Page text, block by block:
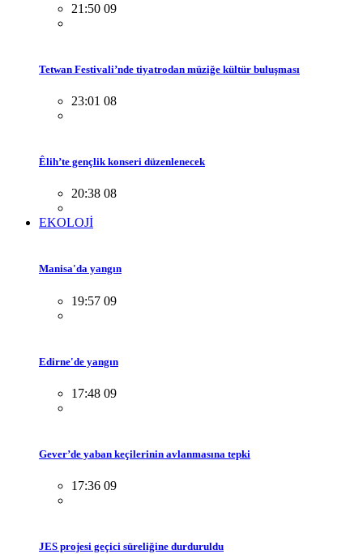
21:50 09
Tetwan Festivali’nde tiyatrodan müziğe kültür buluşması
23:01 08
Êlih’te gençlik konseri düzenlenecek
20:38 08
EKOLOJİ
Manisa'da yangın
19:57 09
Edirne'de yangın
17:48 09
Gever’de yaban keçilerinin avlanmasına tepki
17:36 09
JES projesi geçici süreliğine durduruldu